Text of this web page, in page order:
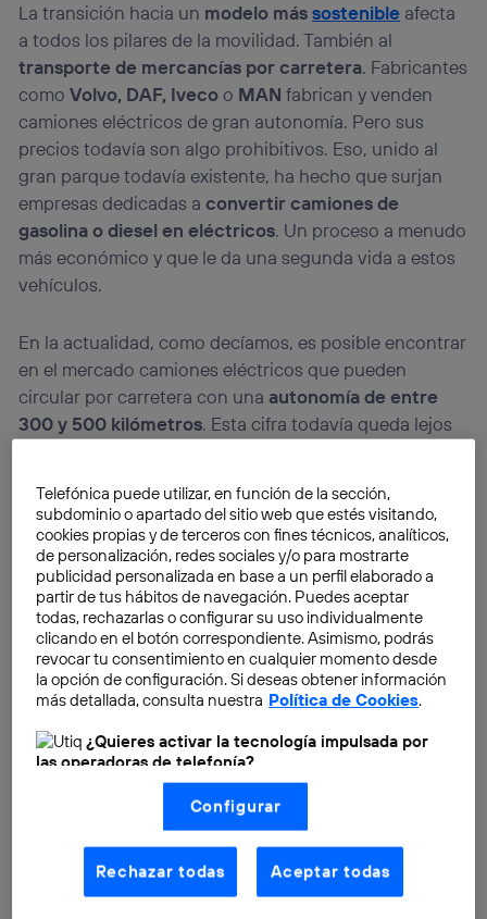
La transición hacia un modelo mássostenible afecta
a todos los pilares de la movilidad. También al
transporte de mercancías por carretera. Fabricantes
como Volvo, DAF, Ivecoo MAN fabrican y venden
camiones eléctricos de gran autonomía. Pero sus
precios todavía son algo prohibitivos. Eso, unido al
gran parque todavía existente, ha hecho que surjan
empresas dedicadas aconvertir camiones de
gasolina o diesel en eléctricos. Un proceso a menudo
más económico y que le da una segunda vida a estos
vehículos.
En la actualidad, como decíamos, es posible encontrar
en el mercado camiones eléctricos que pueden
circular por carretera con una autonomía de entre
300 y 500 kilómetros. Esta cifra todavía queda lejos
trayectos largos, esta sigue siendo la opción principal.
Pero lacadena logísticatiene muchas fases, y en
trayectos cortos o mediosde gran tonelaje, el camión
eléctrico puede ser una buena opción parareducir las
emisiones de CO2. En especial en entornos urbanos
en los que ya empiezan a aplicarse políticas de
limitación de la circulaciónen función de cuánto
contamina cada vehículo.
Telefónica puede utilizar, en función de la sección,
subdominio o apartado del sitio web que estés visitando,
cookies propias y de terceros con fines técnicos, analíticos,
de personalización, redes sociales y/o para mostrarte
publicidad personalizada en base a un perfil elaborado a
partir de tus hábitos de navegación. Puedes aceptar
todas, rechazarlas o configurar su uso individualmente
clicando en el botón correspondiente. Asimismo, podrás
revocar tu consentimiento en cualquier momento desde
la opción de configuración. Si deseas obtener información
más detallada, consulta nuestra Política de Cookies.
¿Quieres activar la tecnología impulsada por
las operadoras de telefonía?
Nosotros, Telefónica S.A., utilizamos la tecnología Utiq para
realizar nuestras acciones de marketing digital o análisis
(como se describe en este aviso de consentimiento)
basadas en tu navegación en nuestra(s) web(s)
aquí(solo cuando utilizas una conexión a
internet habilitada , proporcionada por una de las
operadoras de telefonía participantes, y otorgas tu
Configurar
Rechazar todas Aceptar todas